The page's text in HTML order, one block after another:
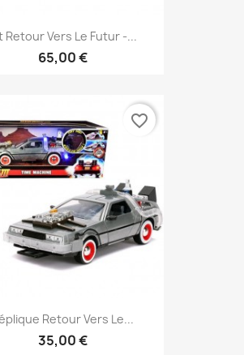
Retour Vers Le Futur -...
65,00 €
Retour Vers Le...
35,00 €
favorite_border